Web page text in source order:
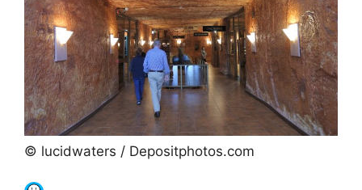
© lucidwaters / Depositphotos.com